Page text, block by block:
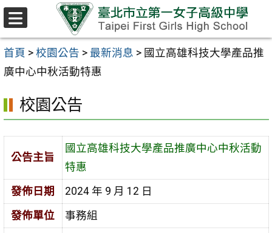
跳至主要內容區
首頁 > 校園公告 > 最新消息 > 國立高雄科技大學產品推
廣中心中秋活動特惠
校園公告
公告主旨
國立高雄科技大學產品推廣中心中秋活動
特惠
發佈日期
2024 年 9 月 12 日
發佈單位
事務組
選
單